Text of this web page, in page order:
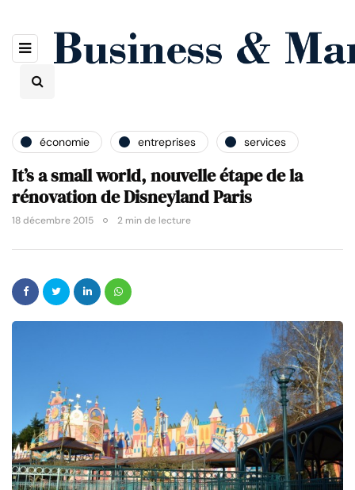
économie entreprises services
It’s a small world, nouvelle étape de la
rénovation de Disneyland Paris
18 décembre 2015 2 min de lecture